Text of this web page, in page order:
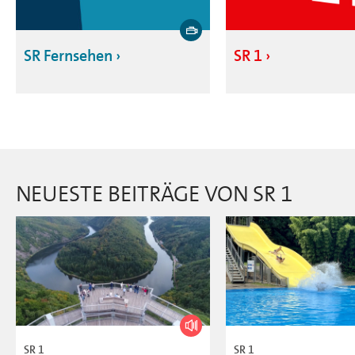
SR Fernsehen SR 1
NEUESTE BEITRÄGE VON SR 1
SR 1 SR 1